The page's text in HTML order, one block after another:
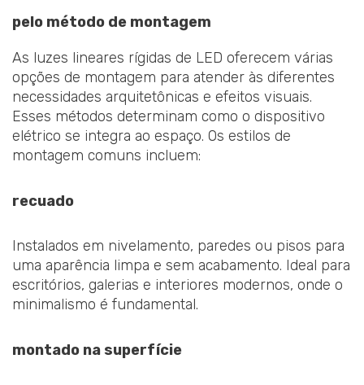
pelo método de montagem
As luzes lineares rígidas de LED oferecem várias
opções de montagem para atender às diferentes
necessidades arquitetônicas e efeitos visuais.
Esses métodos determinam como o dispositivo
elétrico se integra ao espaço. Os estilos de
montagem comuns incluem:
recuado
Instalados em nivelamento, paredes ou pisos para
uma aparência limpa e sem acabamento. Ideal para
escritórios, galerias e interiores modernos, onde o
minimalismo é fundamental.
montado na superfície